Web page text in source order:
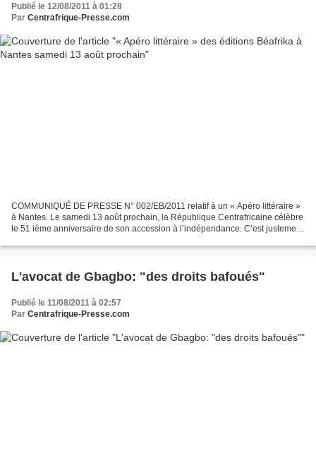
Publié le 12/08/2011 à 01:28
Par Centrafrique-Presse.com
COMMUNIQUÉ DE PRESSE N° 002/EB/2011 relatif à un « Apéro littéraire »
à Nantes. Le samedi 13 août prochain, la République Centrafricaine célèbre
le 51 ième anniversaire de son accession à l’indépendance. C’est justement
L'avocat de Gbagbo: "des droits bafoués"
Publié le 11/08/2011 à 02:57
Par Centrafrique-Presse.com